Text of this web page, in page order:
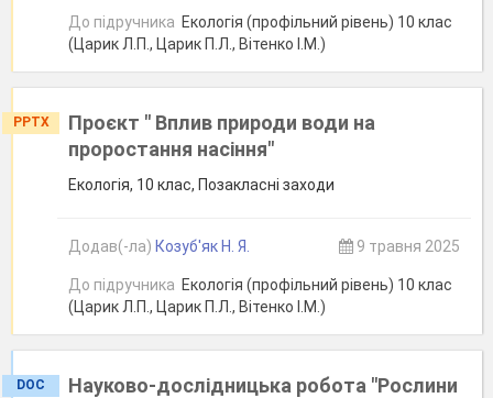
До підручника Екологія (профільний рівень) 10 клас
(Царик Л.П., Царик П.Л., Вітенко І.М.)
PPTX
Проєкт " Вплив природи води на
проростання насіння"
Екологія, 10 клас, Позакласні заходи
Додав(-ла) Козуб'як Н. Я. 9 травня 2025
До підручника Екологія (профільний рівень) 10 клас
(Царик Л.П., Царик П.Л., Вітенко І.М.)
DOC
Науково-дослідницька робота "Рослини